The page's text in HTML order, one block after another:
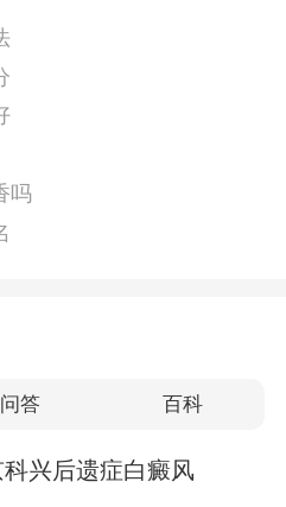
吗
问答 百科
兴后遗症白癜风